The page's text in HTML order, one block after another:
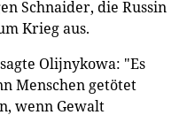
Schnaider, die Russin
Krieg aus.
Olijnykowa: "Es
Menschen getötet
wenn Gewalt